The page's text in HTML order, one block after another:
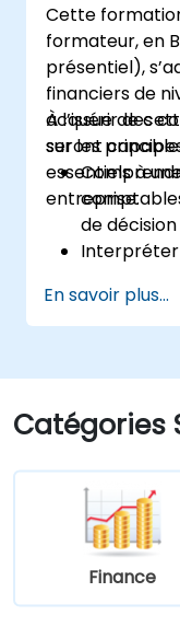
Cette
formateur, en
présentiel),
financiers de
acquérir des
sur les
essentiels à
entreprise.
À l’issue de
seront
de
le bilan et
trésorerie.
évaluer la
entreprise.
Élaborer et
surveiller
Utiliser
étayer les
stratégiques.
En savoir plus...
Catégories
Finance